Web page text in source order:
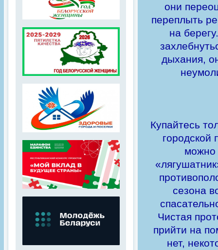
они
переплыть
на
дыхания,
Купайтесь
городской
можно
сезона
Чистая
прийти на
нет,